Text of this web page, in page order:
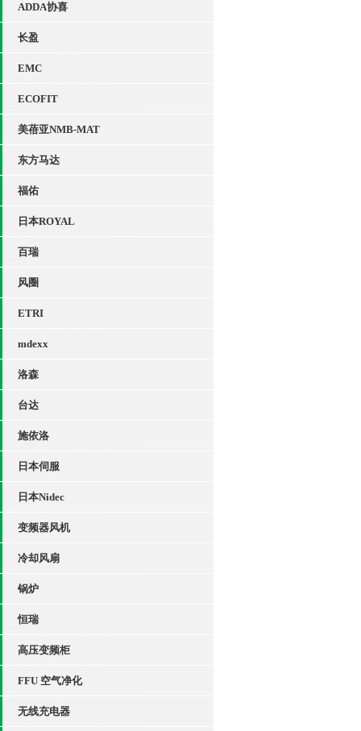
ADDA协喜
长盈
EMC
ECOFIT
美蓓亚NMB-MAT
东方马达
福佑
日本ROYAL
百瑞
风圈
ETRI
mdexx
洛森
台达
施依洛
日本伺服
日本Nidec
变频器风机
冷却风扇
锅炉
恒瑞
高压变频柜
FFU 空气净化
无线充电器